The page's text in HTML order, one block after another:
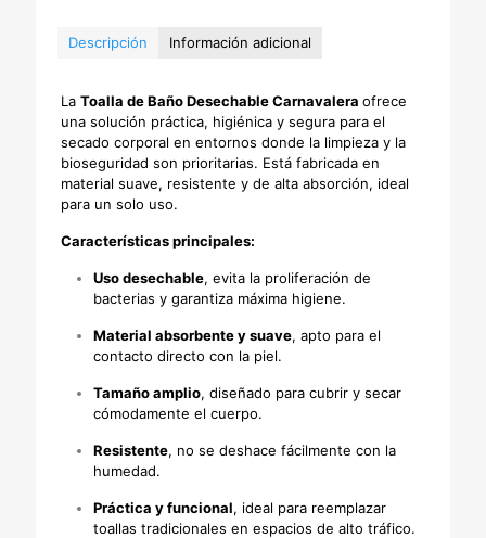
cantidad
Descripción Información adicional
LaToalla de Baño Desechable Carnavaleraofrece
una solución práctica, higiénica y segura para el
secado corporal en entornos donde la limpieza y la
bioseguridad son prioritarias. Está fabricada en
material suave, resistente y de alta absorción, ideal
para un solo uso.
Características principales:
Uso desechable, evita la proliferación de
bacterias y garantiza máxima higiene.
Material absorbente y suave, apto para el
contacto directo con la piel.
Tamaño amplio, diseñado para cubrir y secar
cómodamente el cuerpo.
Resistente, no se deshace fácilmente con la
humedad.
Práctica y funcional, ideal para reemplazar
toallas tradicionales en espacios de alto tráfico.